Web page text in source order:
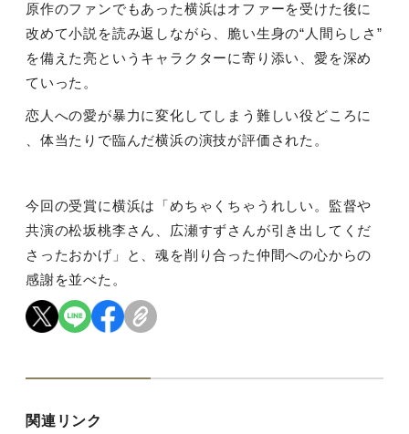
原作のファンでもあった横浜はオファーを受けた後に
改めて小説を読み返しながら、脆い生身の“人間らしさ ”
を備えた亮というキャラクターに寄り添い、愛を深め
ていった。
恋人への愛が暴力に変化してしまう難しい役どころに
、体当たりで臨んだ横浜の演技が評価された。
今回の受賞に横浜は「めちゃくちゃうれしい。監督や
共演の松坂桃李さん、広瀬すずさんが引き出してくだ
さったおかげ」と、魂を削り合った仲間への心からの
感謝を並べた。
関連リンク